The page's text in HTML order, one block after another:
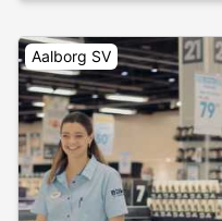
Aalborg SV